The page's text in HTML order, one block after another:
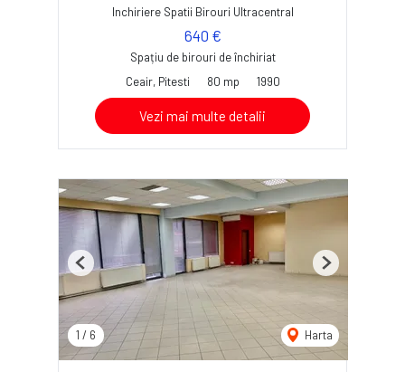
Inchiriere Spatii Birouri Ultracentral
640 €
Spațiu de birouri de închiriat
Ceair, Pitesti
80 mp 1990
Vezi mai multe detalii
1 / 6 Harta
Previous Next